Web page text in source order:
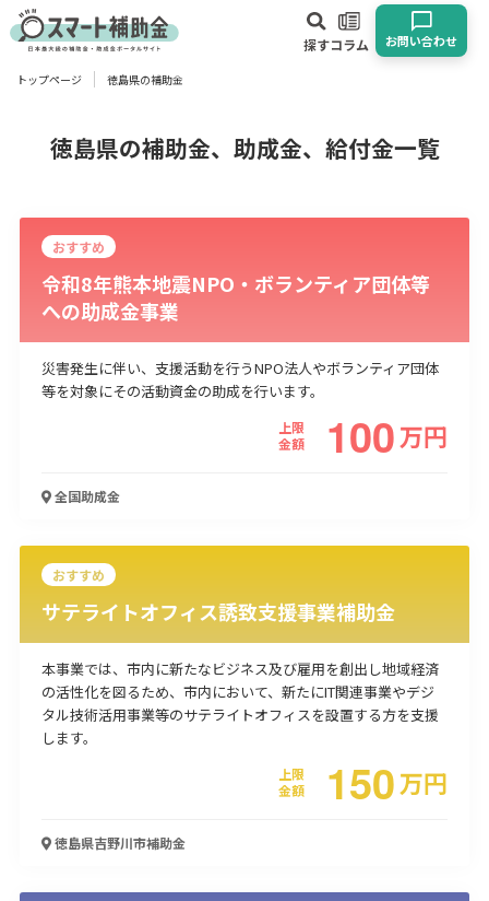
探すコラム お問い合わせ
対象
物流・運輸業 製造業 情報通信業 卸売･小売業
医療･福祉 農業･林業
漁業
経営改善・経営強化
人材採用・雇用
起業・創業
事業承継 災害・被災者支援
コロナ関連
トップページ 徳島県の補助金
徳島県の補助金、助成金、給付金一覧
おすすめ
令和8年熊本地震NPO・ボランティア団体等
への助成金事業
災害発生に伴い、支援活動を行うNPO法人やボランティア団体
等を対象にその活動資金の助成を行います。
上限
金額
100万円
全国助成金
おすすめ
サテライトオフィス誘致支援事業補助金
本事業では、市内に新たなビジネス及び雇用を創出し地域経済
の活性化を図るため、市内において、新たにIT関連事業やデジ
タル技術活用事業等のサテライトオフィスを設置する方を支援
します。
上限
金額
150万円
徳島県吉野川市補助金